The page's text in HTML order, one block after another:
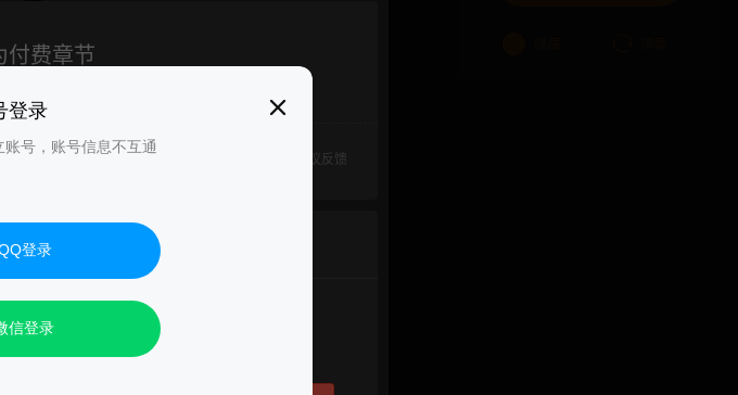
登录
号，账号信息不互通
登录
信登录